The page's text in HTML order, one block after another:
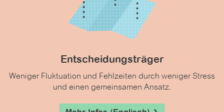
Entscheidungsträger
Weniger Fluktuation und Fehlzeiten durch weniger Stress
und einen gemeinsamen Ansatz.